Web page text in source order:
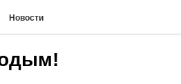
Новости